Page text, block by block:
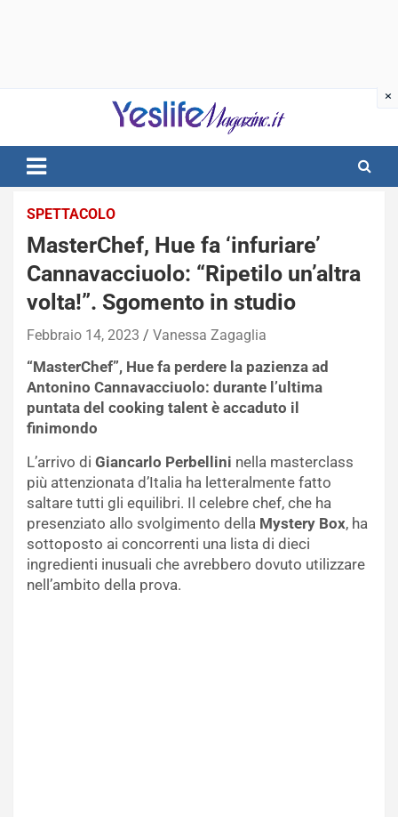
notizie di intrattenimento
SPETTACOLO
MasterChef, Hue fa ‘infuriare’
Cannavacciuolo: “Ripetilo un’altra
volta!”. Sgomento in studio
Febbraio 14, 2023 Vanessa Zagaglia
“MasterChef”, Hue fa perdere la pazienza ad
Antonino Cannavacciuolo: durante l’ultima
puntata del cooking talent è accaduto il
finimondo
L’arrivo di Giancarlo Perbellini nella masterclass
più attenzionata d’Italia ha letteralmente fatto
saltare tutti gli equilibri. Il celebre chef, che ha
presenziato allo svolgimento della Mystery Box, ha
sottoposto ai concorrenti una lista di dieci
ingredienti inusuali che avrebbero dovuto utilizzare
nell’ambito della prova.